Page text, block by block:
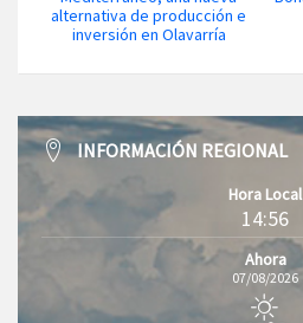
alternativa de producción e
inversión en Olavarría
INFORMACIÓN REGIONAL
Hora Local
14:56
Ahora
07/08/2026